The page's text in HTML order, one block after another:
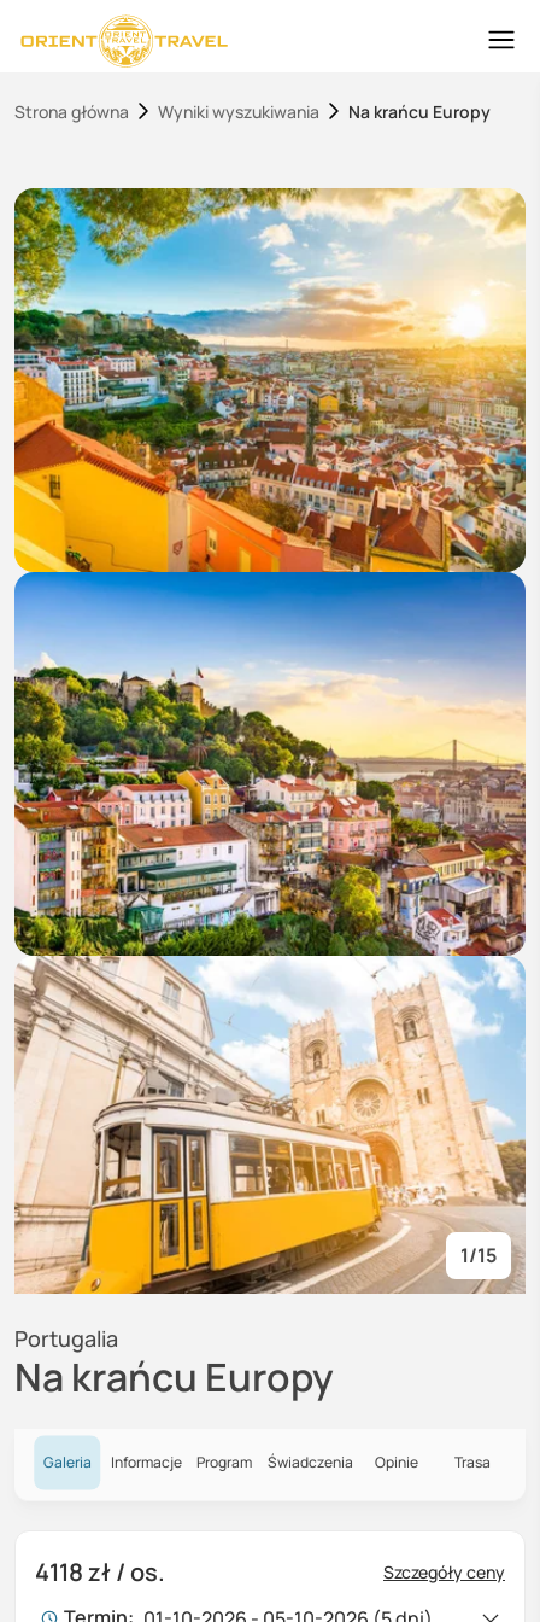
Strona główna Wyniki wyszukiwania Na krańcu Europy
1/15
Na krańcu Europy
Portugalia
Galeria Informacje Program Świadczenia Opinie Trasa
4118 zł/ os. Szczegóły ceny